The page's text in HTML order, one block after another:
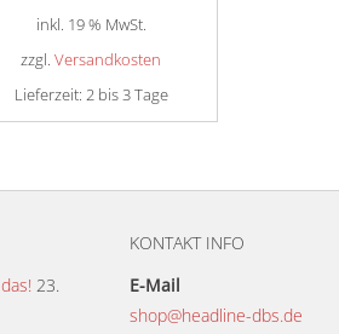
inkl. 19 % MwSt.
zzgl.Versandkosten
Lieferzeit: 2 bis 3 Tage
23.
KONTAKT INFO
E-Mail
shop@headline-dbs.de